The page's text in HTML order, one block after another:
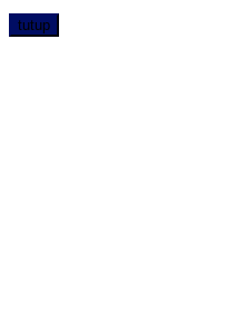
tutup